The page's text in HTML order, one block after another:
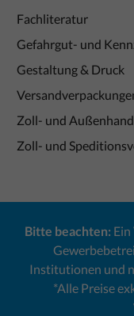
Fachliteratur
Gefahrgut- und
Gestaltung & Druck
Zoll- und
Zoll- und
Bitte beachten:
Institutionen und
*Alle Preise